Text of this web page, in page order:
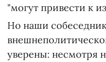
"могут привести к
Но наши
уверены: несмотря